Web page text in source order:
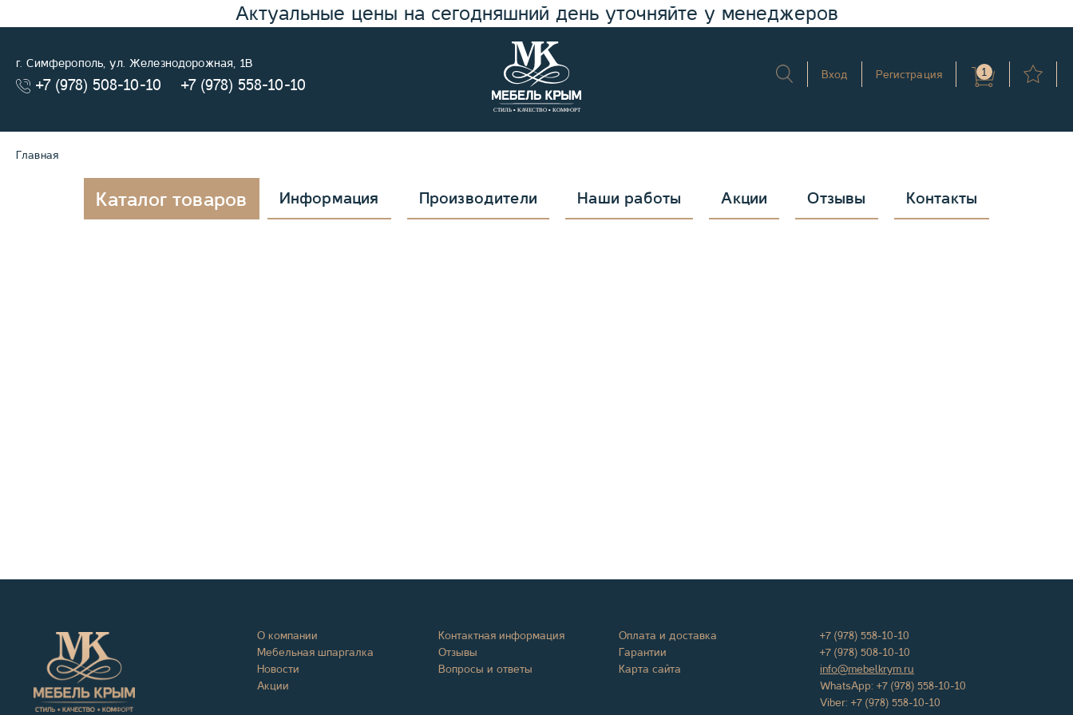
Актуальные цены на сегодняшний день уточняйте у менеджеров
г. Симферополь, ул. Железнодорожная, 1В
+7 (978) 508-10-10 +7 (978) 558-10-10
Вход Регистрация 1
Главная
Каталог товаров Информация Производители Наши работы Акции Отзывы Контакты
О компании
Мебельная шпаргалка
Новости
Акции
Контактная информация
Отзывы
Вопросы и ответы
Оплата и доставка
Гарантии
Карта сайта
+7 (978) 558-10-10
+7 (978) 508-10-10
info@mebelkrym.ru
WhatsApp: +7 (978) 558-10-10
Viber: +7 (978) 558-10-10